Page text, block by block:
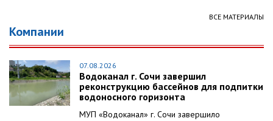
ВСЕ МАТЕРИАЛЫ
Компании
07.08.2026
Водоканал г. Сочи завершил
реконструкцию бассейнов для подпитки
водоносного горизонта
МУП «Водоканал» г. Сочи завершило